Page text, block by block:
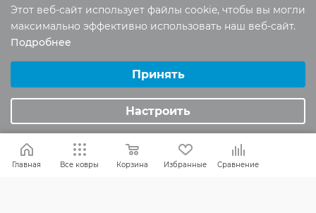
материалов сайта без письменного разрешения
запрещено.
Главная Все ковры Корзина Избранные Сравнение
Этот веб-сайт использует файлы cookie, чтобы вы могли
максимально эффективно использовать наш веб-сайт.
Подробнее
Аналитические/Функциональные
Принять
Настроить